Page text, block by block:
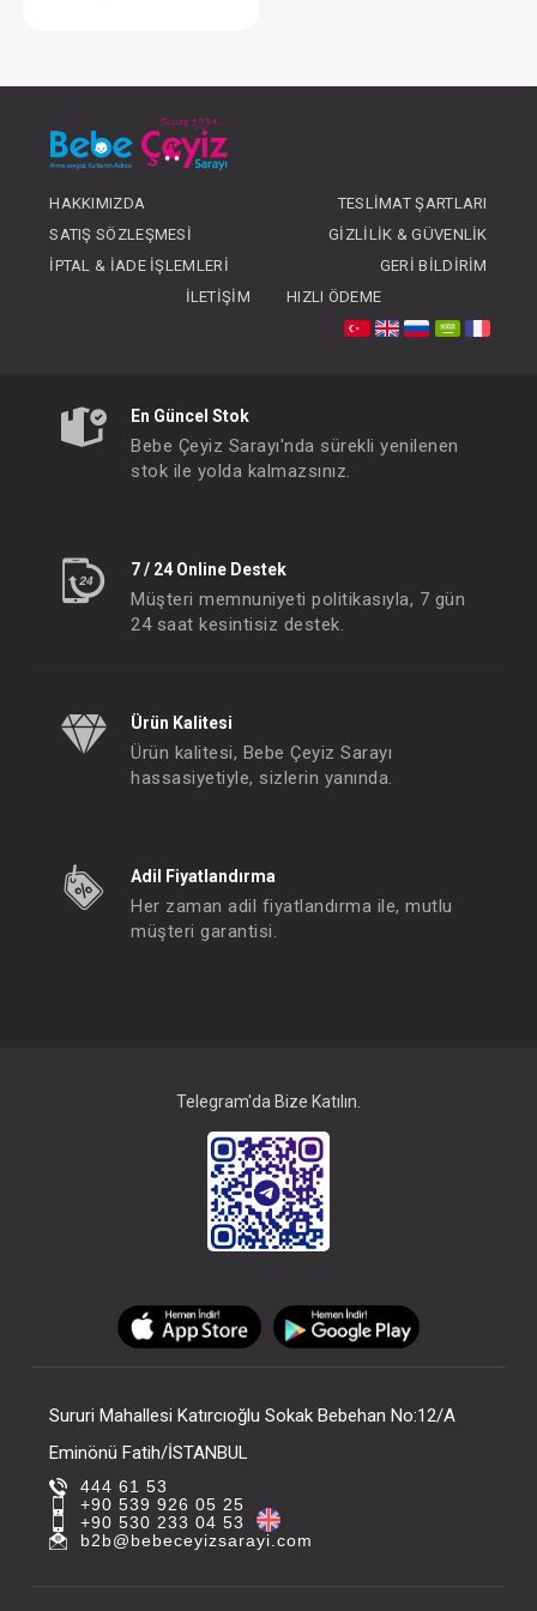
OLUNUZ
HAKKIMIZDA
TESLIMAT ŞARTLARI
SATIŞ SÖZLEŞMESI
GIZLILIK & GÜVENLIK
İPTAL & İADE İŞLEMLERI
GERI BILDIRIM
İLETIŞIM
HIZLI ÖDEME
En Güncel Stok
Bebe Çeyiz Sarayı'nda sürekli yenilenen
stok ile yolda kalmazsınız.
7 / 24 Online Destek
Müşteri memnuniyeti politikasıyla, 7 gün
24 saat kesintisiz destek.
Ürün Kalitesi
Ürün kalitesi, Bebe Çeyiz Sarayı
hassasiyetiyle, sizlerin yanında.
Adil Fiyatlandırma
Her zaman adil fiyatlandırma ile, mutlu
müşteri garantisi.
Telegram'da Bize Katılın.
Sururi Mahallesi Katırcıoğlu Sokak Bebehan No:12/A
Eminönü Fatih/İSTANBUL
444 61 53
+90 539 926 05 25
+90 530 233 04 53
b2b@bebeceyizsarayi.com